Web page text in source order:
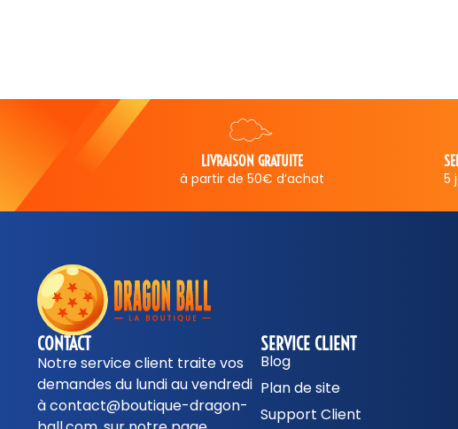
GRATUITE
50€ d’achat
SERVICE CLIENT
5 jours sur 7
14j
CONTACT
Notre service client traite vos
demandes du lundi au vendredi
à contact@boutique-dragon-
SERVICE CLIENT
Blog
Plan de site
Support Client